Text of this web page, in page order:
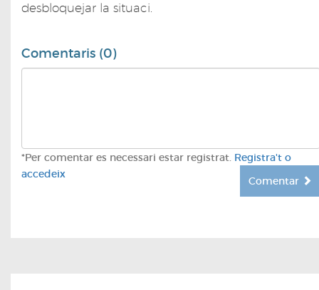
desbloquejar la situaci.
Comentaris (0)
*Per comentar es necessari estar registrat. Registra't o
accedeix
Comentar